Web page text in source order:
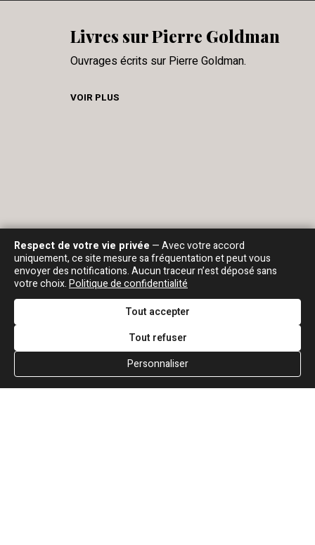
Livres sur Pierre Goldman
Ouvrages écrits sur Pierre Goldman.
VOIR PLUS
Respect de votre vie privée — Avec votre accord
uniquement, ce site mesure sa fréquentation et peut vous
envoyer des notifications. Aucun traceur n’est déposé sans
votre choix.Politique de confidentialité
Tout accepter
Tout refuser
Personnaliser